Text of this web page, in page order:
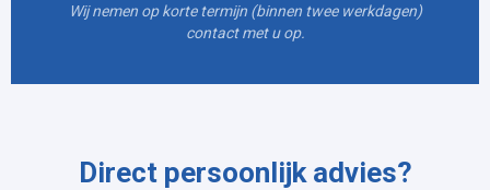
Wij nemen op korte termijn (binnen twee werkdagen)
contact met u op.
Direct persoonlijk advies?